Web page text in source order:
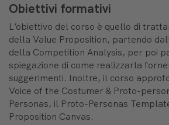
Obiettivi formativi
L’obiettivo del corso è quello di
della Value Proposition, partendo
della Competition Analysis, per poi
spiegazione di come realizzarla
suggerimenti. Inoltre, il corso
Voice of the Costumer & Proto-
Personas, il Proto-Personas
Proposition Canvas.